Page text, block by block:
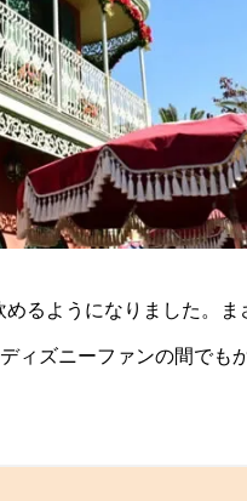
めるようになりました。
ィズニーファンの間でも